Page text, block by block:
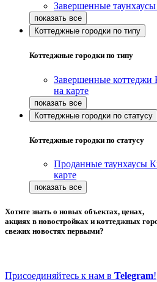
Завершенные
Коттеджные городки по типу
Коттеджные городки по типу
Завершенные коттеджи
на карте
Коттеджные городки по статусу
Коттеджные городки по статусу
Проданные таунхаусы
карте
Хотите знать о новых объектах, ценах,
акциях в новостройках и коттеджных
свежих новостях первыми?
Присоединяйтесь к нам в Telegram!